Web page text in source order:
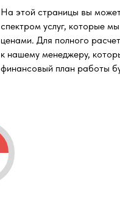
На этой страницы вы
спектром услуг, которые
ценами. Для полного
к нашему менеджеру,
финансовый план работы